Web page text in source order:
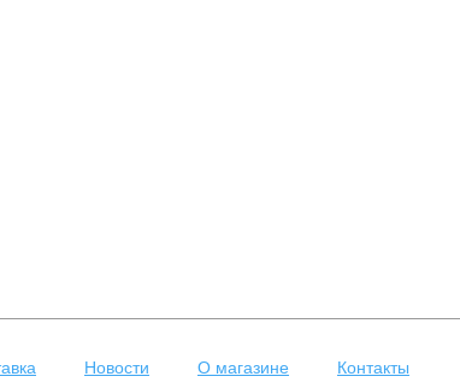
Новости О магазине Контакты